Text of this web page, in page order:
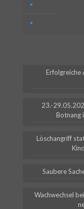
Erfolgreiche
23.-
Botnang
Löschangriff
Saubere
Wachwechsel